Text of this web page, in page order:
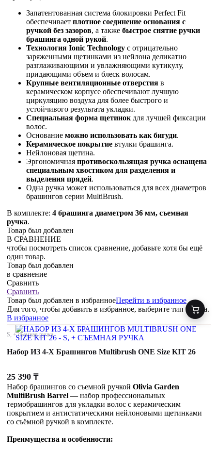
Запатентованная система блокировки Perfect Fit
обеспечивает плотное соединение основания с
ручкой без зазоров, а также быстрое снятие ручки
брашинга одной рукой.
Технология Ionic Technology с отрицательно
заряженными щетинками из нейлона деликатно
разглаживающими и увлажняющими кутикулу,
придающими объем и блеск волосам.
Крупные вентиляционные отверстия в
керамическом корпусе обеспечивают лучшую
циркуляцию воздуха для более быстрого и
устойчивого результата укладки.
Специальная форма щетинок для лучшей фиксации
волос.
Основание можно использовать как бигуди.
Керамическое покрытие втулки брашинга.
Нейлоновая щетина.
Эргономичная противоскользящая ручка оснащена
специальным хвостиком для разделения и
выделения прядей.
Одна ручка может использоваться для всех диаметров
брашингов серии MultiBrush.
В комплекте: 4 брашинга диаметром 36 мм, съемная
ручка.
Товар был добавлен
В СРАВНЕНИЕ
чтобы посмотреть список сравнение, добавьте хотя бы ещё
один товар.
Товар был добавлен
в сравнение
Сравнить
Сравнить
Товар был добавлен в избранноеПерейти в избранное
Для того, чтобы добавить в избранное, выберите тип товара.
В избранное
S, + съемная ручка
Набор ИЗ 4-Х Брашингов Multibrush ONE Size KIT 26
25 390 ₸
Набор брашингов со съемной ручкой Olivia Garden
MultiBrush Barrel — набор профессиональных
термобрашингов для укладки волос с керамическим
покрытием и антистатическими нейлоновыми щетинками
со съёмной ручкой в комплекте.
Преимущества и особенности: